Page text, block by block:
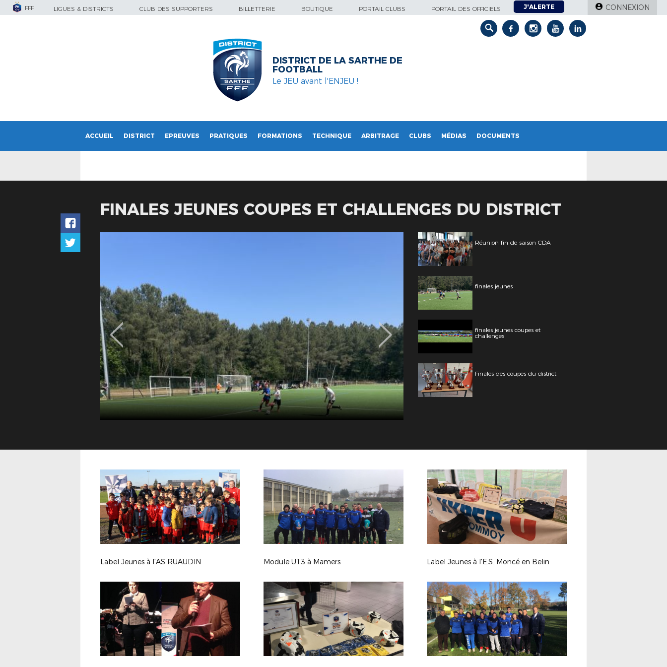
FFF LIGUES & DISTRICTS CLUB DES SUPPORTERS BILLETTERIE BOUTIQUE PORTAIL CLUBS PORTAIL DES OFFICIELS J'ALERTE CONNEXION
DISTRICT DE LA SARTHE DE
FOOTBALL
Le JEU avant l'ENJEU !
ACCUEIL DISTRICT EPREUVES PRATIQUES FORMATIONS TECHNIQUE ARBITRAGE CLUBS MÉDIAS DOCUMENTS
FINALES JEUNES COUPES ET CHALLENGES DU DISTRICT
Réunion fin de saison CDA
finales jeunes
finales jeunes coupes et
challenges
Finales des coupes du district
Label Jeunes à l'AS RUAUDIN Module U13 à Mamers Label Jeunes à l'E.S. Moncé en Belin